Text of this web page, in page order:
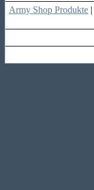
Army Shop Produkte |